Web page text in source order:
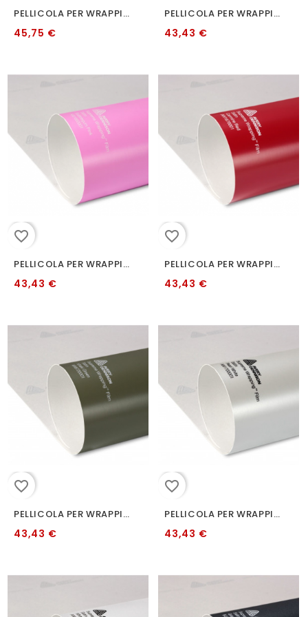
PELLICOLA PER WRAPPING AVERY GIALLO GTR SATINATO 152 CM
45,75 €
PELLICOLA PER WRAPPING AVERY NERO SATINATO 152 CM
43,43 €
favorite_border
PELLICOLA PER WRAPPING AVERY BP1190001 SATIN BUBBLEGUM PINK-O
43,43 €
favorite_border
PELLICOLA PER WRAPPING AVERY BP1160002 SATIN CARMINE RED-O
43,43 €
favorite_border
PELLICOLA PER WRAPPING AVERY AW6720001 KHAKI GREEN
43,43 €
favorite_border
PELLICOLA PER WRAPPING AVERY BIANCO PERLA SATINATO 152 CM
43,43 €